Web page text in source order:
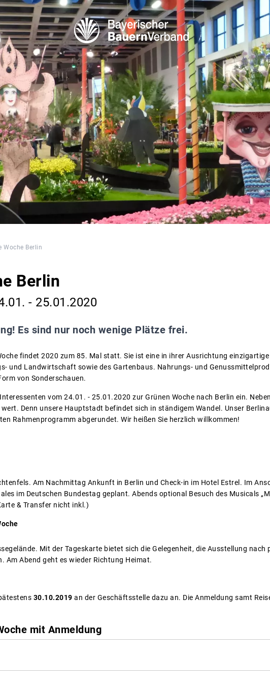
Woche Berlin
Berlin
- 25.01.2020
Es sind nur noch wenige Plätze frei.
findet 2020 zum 85. Mal statt. Sie ist eine in ihrer Ausrichtung
und Landwirtschaft sowie des Gartenbaus. Nahrungs- und
von Sonderschauen.
vom 24.01. - 25.01.2020 zur Grünen Woche nach Berlin ein.
Denn unsere Hauptstadt befindet sich in ständigem Wandel. Unser
Rahmenprogramm abgerundet. Wir heißen Sie herzlich willkommen!
Am Nachmittag Ankunft in Berlin und Check-in im Hotel Estrel. Im
im Deutschen Bundestag geplant. Abends optional Besuch des Musicals
& Transfer nicht inkl.)
Mit der Tageskarte bietet sich die Gelegenheit, die Ausstellung nach
Am Abend geht es wieder Richtung Heimat.
30.10.2019 an der Geschäftsstelle dazu an. Die Anmeldung samt
mit Anmeldung